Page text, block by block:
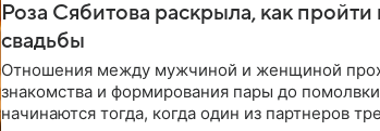
Роза Сябитова раскрыла, как пройти
свадьбы
Отношения между мужчиной и женщиной
знакомства и формирования пары до
начинаются тогда, когда один из партнеров